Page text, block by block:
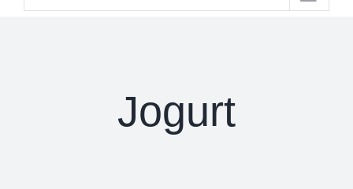
Jogurt